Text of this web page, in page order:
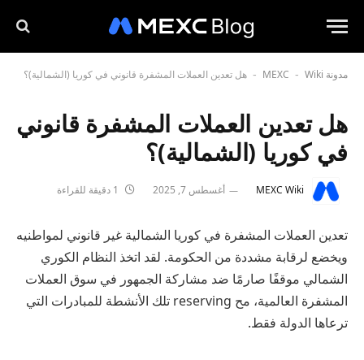
مدونة MEXC - Wiki
- هل تعدين العملات المشفرة قانوني في كوريا (الشمالية)؟
هل تعدين العملات المشفرة قانوني
في كوريا (الشمالية)؟
MEXC Wiki أغسطس 7, 2025
تعدين العملات المشفرة في كوريا الشمالية غير قانوني لمواطنيه
ويخضع لرقابة مشددة من الحكومة. لقد اتخذ النظام الكوري
الشمالي موقفًا صارمًا ضد مشاركة الجمهور في سوق العملات
المشفرة العالمية، مح reserving تلك الأنشطة للمبادرات التي
ترعاها الدولة فقط.